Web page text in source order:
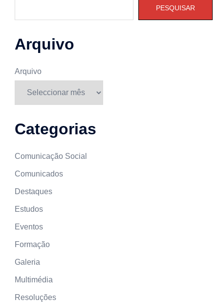
PESQUISAR
Arquivo
Arquivo
Categorias
Comunicação Social
Comunicados
Destaques
Estudos
Eventos
Formação
Galeria
Multimédia
Resoluções